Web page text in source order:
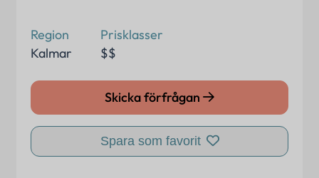
Skicka förfrågan
Spara som favorit
Region
Kalmar
Prisklasser
$$